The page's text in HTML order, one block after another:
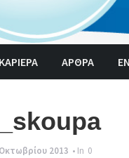
ΚΑΡΙΕΡΑ ΑΡΘΡΑ
2013 • In 0